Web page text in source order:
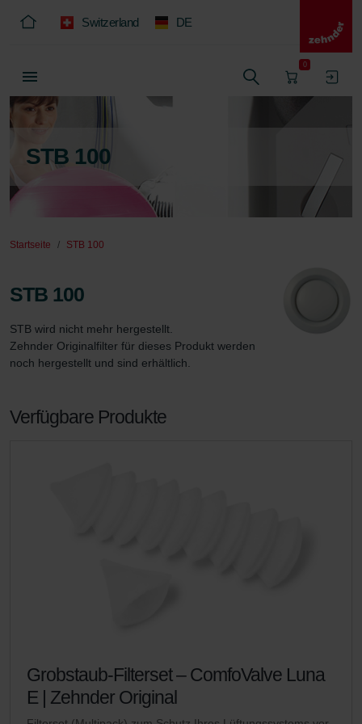
Switzerland DE
0
STB 100
Startseite STB 100
STB 100
STB wird nicht mehr hergestellt.
Zehnder Originalfilter für dieses Produkt werden
noch hergestellt und sind erhältlich.
Verfügbare Produkte
Grobstaub-Filterset – ComfoValve Luna
E | Zehnder Original